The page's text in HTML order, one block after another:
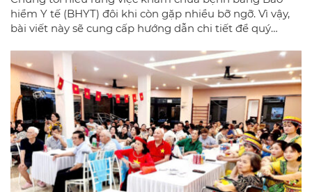
hiểm Y tế (BHYT) đôi khi còn gặp nhiều bỡ ngỡ. Vì vậy,
bài viết này sẽ cung cấp hướng dẫn chi tiết để quý
quả nhất tại phòng khám đa khoa Bác sĩ gia đình hà
Nội.